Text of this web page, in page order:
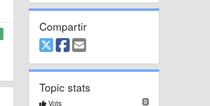
Compartir
Topic stats
0
Vots